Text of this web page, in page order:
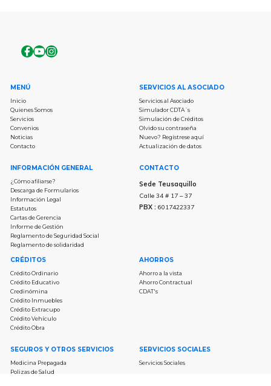
MENÚ
Inicio
Quienes Somos
‍Servicios
‍Convenios
‍Noticias
‍Contacto
SERVICIOS AL ASOCIADO
Servicios al Asociado
Simulador CDTA´s
Simulación de Créditos
Olvido su contraseña
Nuevo? Regístrese aquí
Actualización de datos
INFORMACIÓN GENERAL
¿Cómo afiliarse?
Descarga de Formularios
Información Legal
Estatutos
Cartas de Gerencia
Informe de Gestión
Reglamento de Seguridad Social
Reglamento de solidaridad
CONTACTO
Sede Teusaquillo
Calle 34 # 17 – 37
PBX : 6017422337
CRÉDITOS
‍Crédito Ordinario
‍Crédito Educativo
‍Credinómina
‍Crédito Inmuebles
‍Crédito Extracupo
‍Crédito Vehículo
Crédito Obra
AHORROS
‍Ahorro a la vista
‍Ahorro Contractual
CDAT's
SEGUROS Y OTROS SERVICIOS
‍Medicina Prepagada
‍Polizas de Salud
SERVICIOS SOCIALES
‍Servicios Sociales